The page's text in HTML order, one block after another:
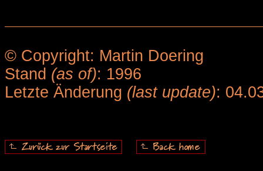
© Copyright: Martin Doering
Stand (as of): 1996
Letzte Änderung (last update):